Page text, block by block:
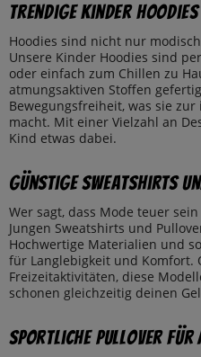
Trendige Kinder
Hoodies sind nicht nur
Unsere Kinder Hoodies sind
oder einfach zum Chillen zu
atmungsaktiven Stoffen
Bewegungsfreiheit, was sie
macht. Mit einer Vielzahl an
Kind etwas dabei.
Günstige Sweatshirts
Wer sagt, dass Mode teuer
Jungen Sweatshirts und
Hochwertige Materialien und
für Langlebigkeit und Komfort.
Freizeitaktivitäten, diese
schonen gleichzeitig deinen
Sportliche Pullover für